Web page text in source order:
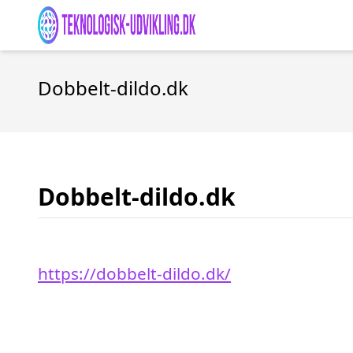
Dobbelt-dildo.dk
Dobbelt-dildo.dk
https://dobbelt-dildo.dk/